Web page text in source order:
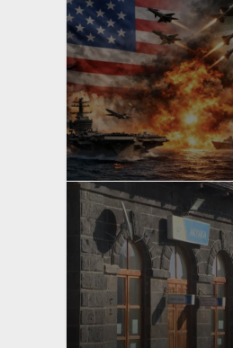
yazan
Bahri Ak
yazan
Bahri Ak